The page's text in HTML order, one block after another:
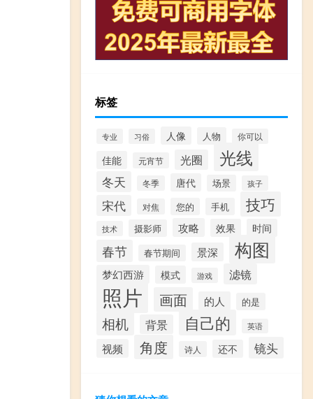
标签
专业 习俗 人像 人物 你可以
佳能 元宵节 光圈 光线
冬天 冬季 唐代 场景 孩子
宋代 对焦 您的 手机 技巧
技术 摄影师 攻略 效果 时间
春节 春节期间 景深 构图
梦幻西游 模式 游戏 滤镜
照片 画面 的人 的是
相机 背景 自己的 英语
视频 角度 诗人 还不 镜头